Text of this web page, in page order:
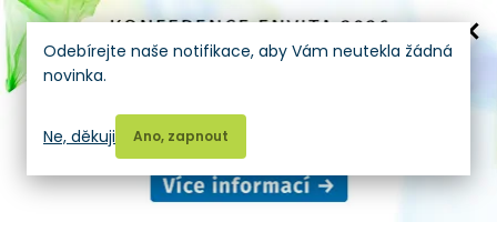
Odebírejte naše notifikace, aby Vám neutekla žádná
novinka.
Ano, zapnout
Ne, děkuji